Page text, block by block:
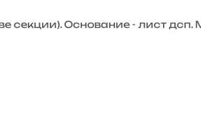
секции). Основание - лист дсп.